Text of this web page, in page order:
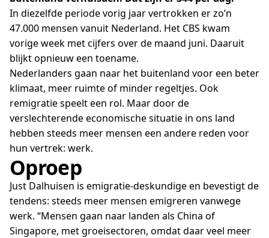
In diezelfde periode vorig jaar vertrokken er zo’n
47.000 mensen vanuit Nederland. Het CBS kwam
vorige week met cijfers over de maand juni. Daaruit
blijkt opnieuw een toename.
Nederlanders gaan naar het buitenland voor een beter
klimaat, meer ruimte of minder regeltjes. Ook
remigratie speelt een rol. Maar door de
verslechterende economische situatie in ons land
hebben steeds meer mensen een andere reden voor
hun vertrek: werk.
Oproep
Just Dalhuisen is emigratie-deskundige en bevestigt de
tendens: steeds meer mensen emigreren vanwege
werk. “Mensen gaan naar landen als China of
Singapore, met groeisectoren, omdat daar veel meer